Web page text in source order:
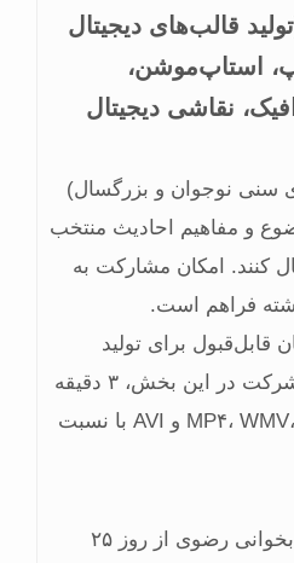
قالب‌‏های دیجیتال
استاپ‌موشن،
نقاشی دیجیتال
سنی نوجوان و بزرگسال)
و مفاهیم احادیث منتخب
کنند. امکان مشارکت به
فراهم است.
قابل‌قبول برای تولید
محتوای چندرسانه‌ای و شرکت در این بخش، ۳ دقیقه
و به صورت فایل MP۴، WMV، MPG و AVI با نسبت
دوازدهمین جشنواره کتابخوانی رضوی از روز ۲۵